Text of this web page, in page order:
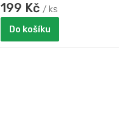
199 Kč / ks
Do košíku